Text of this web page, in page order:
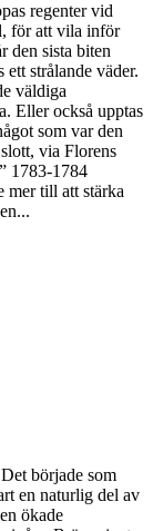
regenter vid
för att vila inför
den sista biten
strålande väder.
väldiga
Eller också upptas
som var den
via Florens
1783-1784
mer till att stärka
började som
en naturlig del av
ökade